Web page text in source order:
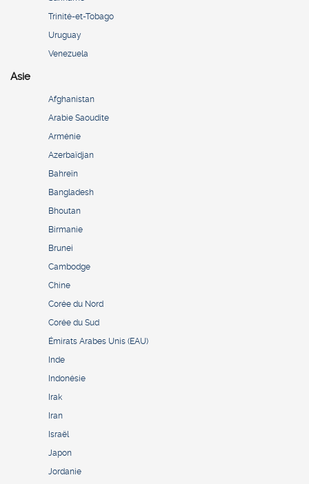
Trinité-et-Tobago
Uruguay
Venezuela
Asie
Afghanistan
Arabie Saoudite
Arménie
Azerbaïdjan
Bahreïn
Bangladesh
Bhoutan
Birmanie
Brunei
Cambodge
Chine
Corée du Nord
Corée du Sud
Émirats Arabes Unis (EAU)
Inde
Indonésie
Irak
Iran
Israël
Japon
Jordanie